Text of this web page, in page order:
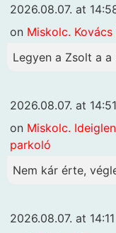
2026.08.07. at
on Miskolc.
Legyen a Zsolt a a
2026.08.07. at 14:51
on Miskolc.
parkoló
Nem kár érte,
2026.08.07. at 14:11